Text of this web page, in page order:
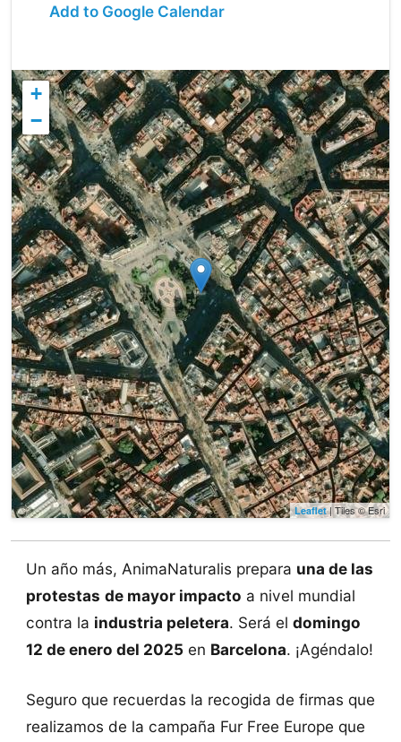
Add to Google Calendar
+
−
Leaflet| Tiles © Esri
Un año más, AnimaNaturalis prepara una de las
protestas de mayor impacto a nivel mundial
contra la industria peletera. Será el domingo
12 de enero del 2025en Barcelona. ¡Agéndalo!
Seguro que recuerdas la recogida de firmas que
realizamos de la campaña Fur Free Europe que